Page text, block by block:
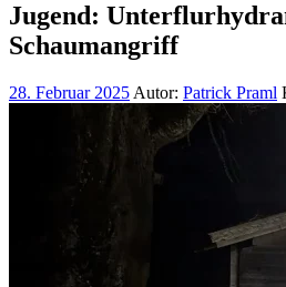
Jugend:
Schaumangriff
28. Februar 2025 Autor: Patrick Praml